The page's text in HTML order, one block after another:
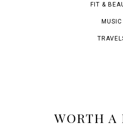
FIT &
MUSIC
WORTH A